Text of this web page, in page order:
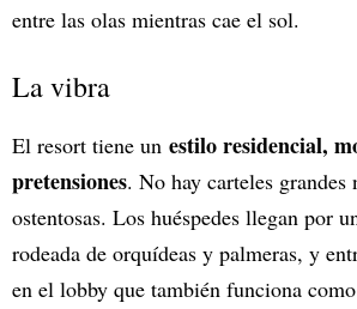
entre las olas mientras cae el sol.
La vibra
El resort tiene un estilo residencial,
pretensiones. No hay carteles grandes
ostentosas. Los huéspedes llegan por
rodeada de orquídeas y palmeras, y
en el lobby que también funciona